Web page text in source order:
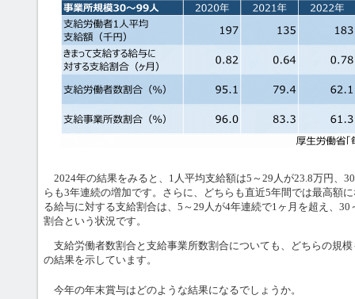
2024年の結果をみると、1人平均支給額は5～29人が23.8万円、
らも3年連続の増加です。さらに、どちらも直近5年間では最高額
る給与に対する支給割合は、5～29人が4年連続で1ヶ月を超え、
割合という状況です。
支給労働者数割合と支給事業所数割合についても、どちらの規
の結果を示しています。
今年の年末賞与はどのような結果になるでしょうか。